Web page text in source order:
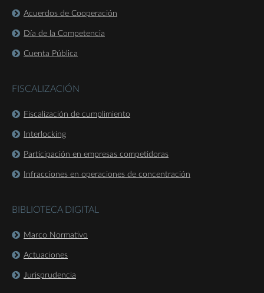
Acuerdos de Cooperación
Día de la Competencia
Cuenta Pública
FISCALIZACIÓN
Fiscalización de cumplimiento
Interlocking
Participación en empresas competidoras
Infracciones en operaciones de concentración
BIBLIOTECA DIGITAL
Marco Normativo
Actuaciones
Jurisprudencia